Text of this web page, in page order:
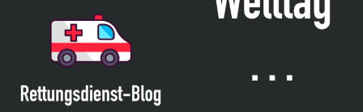
Leitlinie „Bauchschmerz bei Kindern und Jugendlichen – Bildgebende
Diagnostik“ der GPR
Leitlinie „Erbrechen im Kindes- und Jugendalter – Bildgebende
Diagnostik“ der GPR
Leitlinie „Kopfschmerzen bei Kindern und Jugendlichen – Bildgebende
Diagnostik“ der GPR